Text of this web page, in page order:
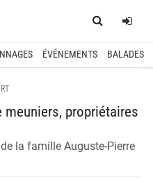
ÉVÉNEMENTS BALADES
propriétaires
la famille Auguste-Pierre